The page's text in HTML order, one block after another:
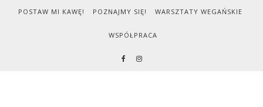
Skip to content
POSTAW MI KAWĘ! POZNAJMY SIĘ! WARSZTATY WEGAŃSKIE
WSPÓŁPRACA